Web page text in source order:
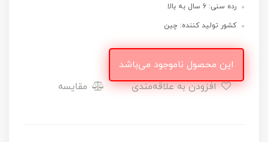
رده سنی: 6 سال به بالا
کشور تولید کننده: چین
این محصول ناموجود می‌باشد
افزودن به علاقه‌مندی
مقایسه